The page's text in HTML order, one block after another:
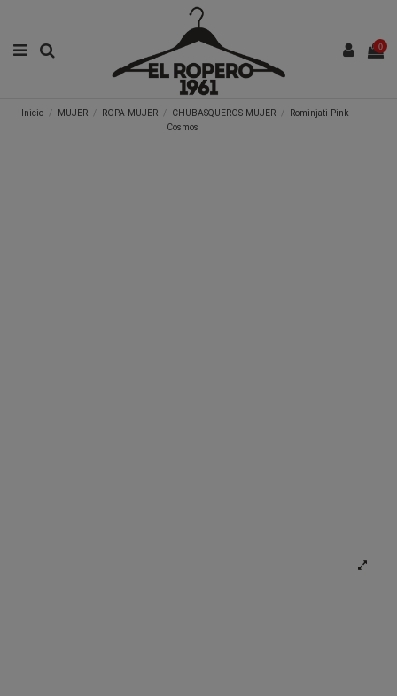
0
Inicio MUJER ROPA MUJER CHUBASQUEROS MUJER
Rominjati Pink
Cosmos